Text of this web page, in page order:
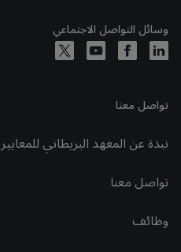
وسائل التواصل الاجتماعي
تواصل معنا
نبذة عن المعهد البريطاني للمعايير
تواصل معنا
وظائف